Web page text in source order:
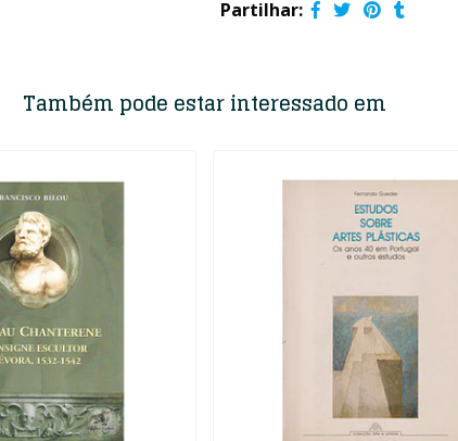
Partilhar:
Também pode estar interessado em